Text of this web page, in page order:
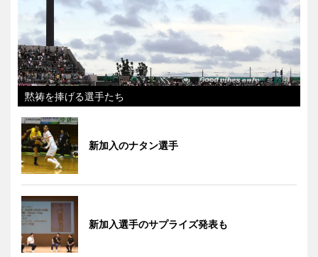
黙祷を捧げる選手たち
新加入のナタン選手
新加入選手のサプライズ発表も